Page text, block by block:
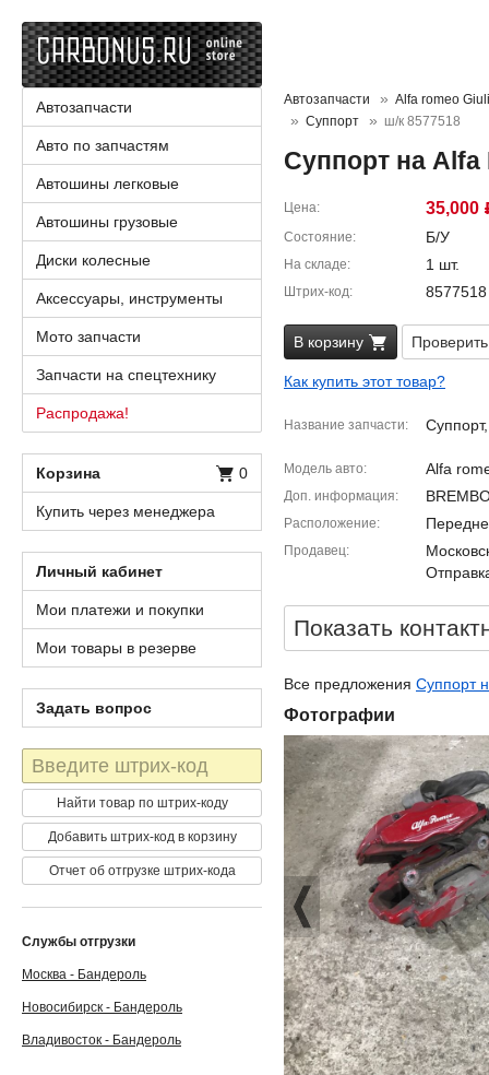
Автозапчасти
Alfa romeo
Суппорт
ш/к 8577518
Суппорт на
Цена 35,000
Состояние Б/У
На складе 1 шт.
Штрих-код 8577518
В корзину
Как купить этот товар?
Название запчасти
Модель авто Alfa
Доп. информация
Расположение
Продавец
Показать
Все предложения Суппорт
Фотографии
Автозапчасти
Авто по запчастям
Автошины легковые
Автошины грузовые
Диски колесные
Аксессуары, инструменты
Мото запчасти
Запчасти на спецтехнику
Распродажа!
Корзина 0
Купить через менеджера
Личный кабинет
Мои платежи и покупки
Мои товары в резерве
Задать вопрос
Штрих-
код
Найти товар по штрих-коду
Добавить штрих-код в корзину
Отчет об отгрузке штрих-кода
Службы отгрузки
Москва - Бандероль
Новосибирск - Бандероль
Владивосток - Бандероль